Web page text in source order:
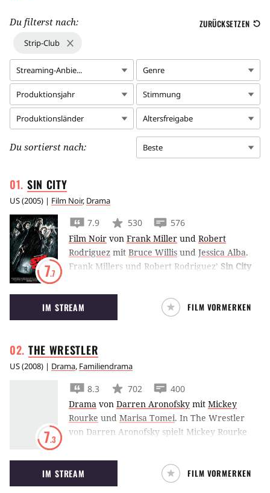
Du filterst nach: ZURÜCKSETZEN
Strip-Club
Streaming-Anbie... Genre
Produktionsjahr Stimmung
Produktionsländer Altersfreigabe
Du sortierst nach: Beste
SIN CITY
US(2005) | Film Noir, Drama
7.7
7.9 530
576
Film Noir von Frank Miller und Robert
Rodriguez mit Bruce Willis und Jessica Alba.
Frank Millers und Robert Rodriguez’ Sin City
durch die Augen dreier verschiedener
Personen, die sich alle in der Korruption
verfangen.
IM STREAM FILM VORMERKEN
THE WRESTLER
US(2008) | Drama, Familiendrama
7.3
8.3 702
400
Drama von Darren Aronofsky mit Mickey
Rourke und Marisa Tomei. In The Wrestler
von Darren Aronofsky spielt Mickey Rourke
muss, außerhalb des Rings zu funktionieren.
IM STREAM FILM VORMERKEN